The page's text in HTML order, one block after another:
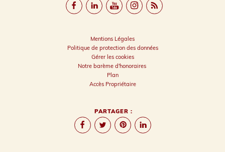
Mentions Légales
Politique de protection des données
Gérer les cookies
Notre barème d'honoraires
Plan
Accès Propriétaire
PARTAGER :